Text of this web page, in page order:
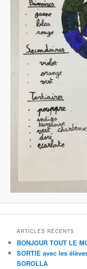
ARTICLES RÉCENTS
BONJOUR TOUT LE
SORTIE avec les
SOROLLA